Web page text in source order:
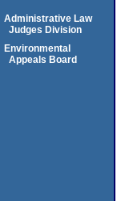
Administrative Law
Judges Division
Environmental
Appeals Board